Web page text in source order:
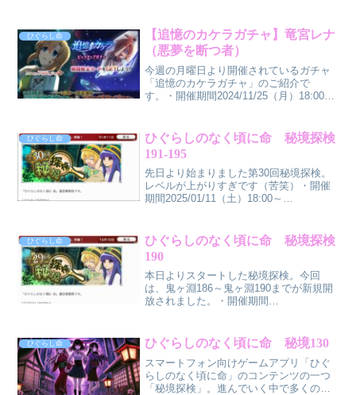
いるだけです。また、キャラの扱いはど
ちら片方になります。今回...
ひぐらし命
【追憶のカケラガチャ】竜宮レナ
（悪夢を断つ者）
今週の月曜日より開催されているガチャ
「追憶のカケラガチャ」のご紹介で
す。・開催期間2024/11/25（月）18:00～
方 タイプ：中衛では、その能力を見
て...
ひぐらし命
ひぐらしのなく頃に命 秘境探検
191-195
先日より始まりました第30回秘境探検。
レベルが上がりすぎです（苦笑）・開催
期間2025/01/11（土）18:00～
を作ってきました。何してくれてんの
（...
ひぐらし命
ひぐらしのなく頃に命 秘境探検
190
本日よりスタートした秘境探検。今回
は、鬼ヶ淵186～鬼ヶ淵190までが新規開
放されました。・開催期間
SSR【食いしんぼサキュバス】公由一
穂 タイプ：中衛 ...
ひぐらし命 ひぐらしのなく頃に命 秘境130
スマートフォン向けゲームアプリ「ひぐ
らしのなく頃に命」のコンテンツの一つ
「秘境探検」。進んでいく中で多くのプ